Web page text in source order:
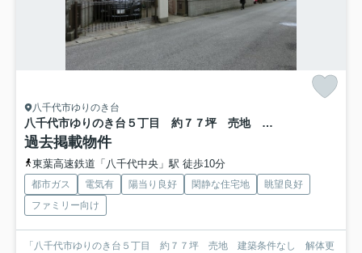
八千代市ゆりのき台
八千代市ゆりのき台５丁目 約７７坪 売地 建築条件なし 解体更地渡し
過去掲載物件
東葉高速鉄道「八千代中央」駅 徒歩10分
都市ガス 電気有 陽当り良好 閑静な住宅地
眺望良好
ファミリー向け
「八千代市ゆりのき台５丁目 約７７坪 売地 建築条件なし 解体更